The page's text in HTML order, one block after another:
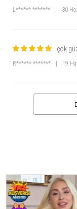
L****** ******* 30
çok
R****** ******* 19